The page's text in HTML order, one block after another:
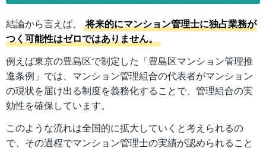
結論から言えば、
将来的にマンション管理士に独占業務が
つく可能性はゼロではありません。
例えば東京の豊島区で制定した「豊島区マンション管理推
進条例」では、マンション管理組合の代表者がマンション
の現状を届け出る制度を義務化することで、管理組合の実
効性を確保しています。
このような流れは全国的に拡大していくと考えられるの
で、その過程でマンション管理士の実績が認められること